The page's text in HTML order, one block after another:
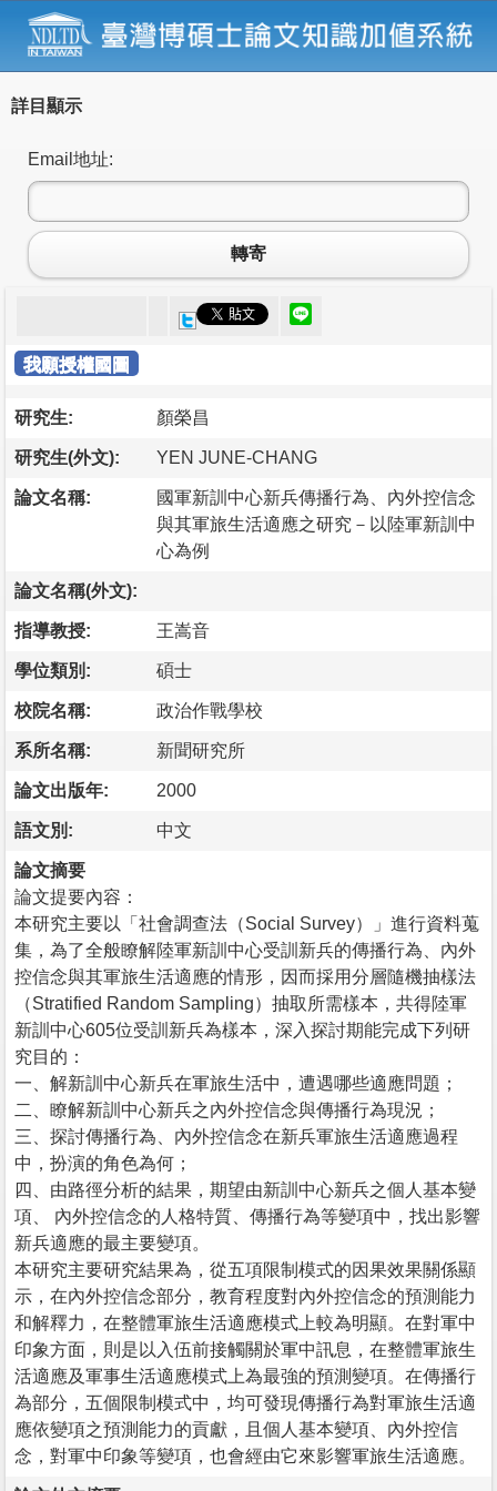
詳目顯示
Email地址:
轉寄
我願授權國圖
研究生: 顏榮昌
研究生(外文): YEN JUNE-CHANG
論文名稱:
國軍新訓中心新兵傳播行為、內外控信念
與其軍旅生活適應之研究－以陸軍新訓中
心為例
論文名稱(外文):
指導教授: 王嵩音
學位類別: 碩士
校院名稱: 政治作戰學校
系所名稱: 新聞研究所
論文出版年: 2000
語文別: 中文
論文摘要
論文提要內容：
本研究主要以「社會調查法（Social Survey）」進行資料蒐
集，為了全般瞭解陸軍新訓中心受訓新兵的傳播行為、內外
控信念與其軍旅生活適應的情形，因而採用分層隨機抽樣法
（Stratified Random Sampling）抽取所需樣本，共得陸軍
新訓中心605位受訓新兵為樣本，深入探討期能完成下列研
究目的：
一、解新訓中心新兵在軍旅生活中，遭遇哪些適應問題；
二、瞭解新訓中心新兵之內外控信念與傳播行為現況；
三、探討傳播行為、內外控信念在新兵軍旅生活適應過程
中，扮演的角色為何；
四、由路徑分析的結果，期望由新訓中心新兵之個人基本變
項、 內外控信念的人格特質、傳播行為等變項中，找出影響
新兵適應的最主要變項。
本研究主要研究結果為，從五項限制模式的因果效果關係顯
示，在內外控信念部分，教育程度對內外控信念的預測能力
和解釋力，在整體軍旅生活適應模式上較為明顯。在對軍中
印象方面，則是以入伍前接觸關於軍中訊息，在整體軍旅生
活適應及軍事生活適應模式上為最強的預測變項。在傳播行
為部分，五個限制模式中，均可發現傳播行為對軍旅生活適
應依變項之預測能力的貢獻，且個人基本變項、內外控信
念，對軍中印象等變項，也會經由它來影響軍旅生活適應。